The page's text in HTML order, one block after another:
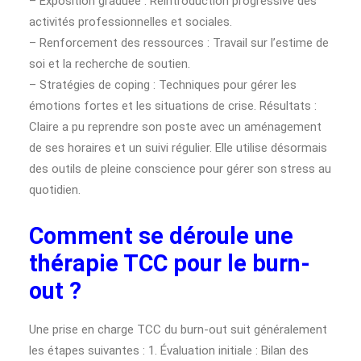
activités professionnelles et sociales.
– Renforcement des ressources : Travail sur l’estime de
soi et la recherche de soutien.
– Stratégies de coping : Techniques pour gérer les
émotions fortes et les situations de crise. Résultats :
Claire a pu reprendre son poste avec un aménagement
de ses horaires et un suivi régulier. Elle utilise désormais
des outils de pleine conscience pour gérer son stress au
quotidien.
Comment se déroule une
thérapie TCC pour le burn-
out ?
Une prise en charge TCC du burn-out suit généralement
les étapes suivantes : 1. Évaluation initiale : Bilan des